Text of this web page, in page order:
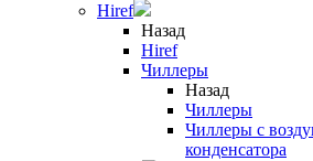
Hiref
Назад
Hiref
Чиллеры
Назад
Чиллеры
Чиллеры с
конденсатора